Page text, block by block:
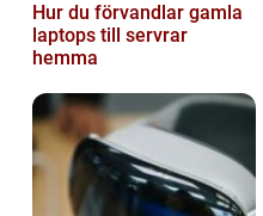
Hur du förvandlar gamla
laptops till servrar
hemma